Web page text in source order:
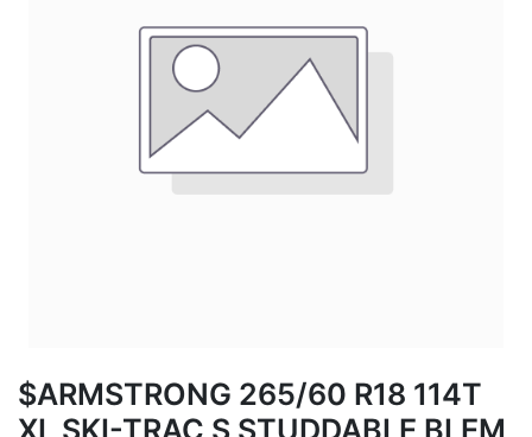
$ARMSTRONG 265/60 R18 114T
XL SKI-TRAC S STUDDABLE BLEM